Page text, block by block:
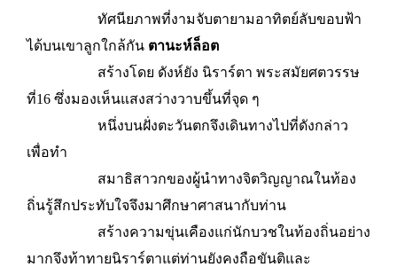
ทัศนียภาพที่งามจับตายามอาทิตย์ลับขอบฟ้า
ได้บนเขาลูกใกล้กัน ตานะห์ล็อต
สร้างโดย ดังห์ยัง นิราร์ตา พระสมัยศตวรรษ
ที่16 ซึ่งมองเห็นแสงสว่างวาบขึ้นที่จุด ๆ
หนึ่งบนฝั่งตะวันตกจึงเดินทางไปที่ดังกล่าว
เพื่อทำ
สมาธิสาวกของผู้นำทางจิตวิญญาณในท้อง
ถิ่นรู้สึกประทับใจจึงมาศึกษาศาสนากับท่าน
สร้างความขุ่นเคืองแก่นักบวชในท้องถิ่นอย่าง
มากจึงท้าทายนิราร์ตาแต่ท่านยังคงถือขันติและ